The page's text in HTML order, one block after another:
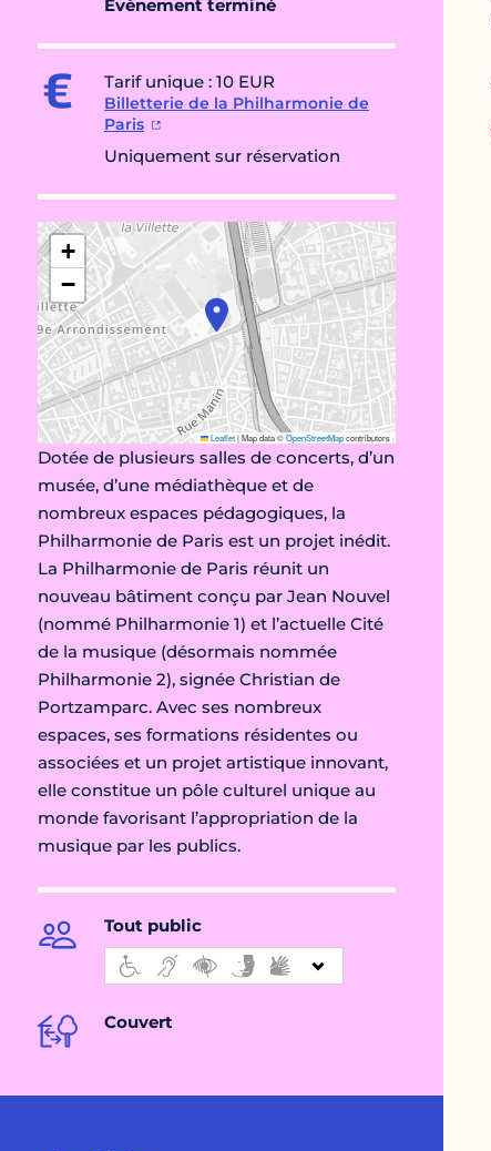
Évènement terminé
Tarif unique : 10 EUR
Billetterie de la Philharmonie de
Paris
Uniquement sur réservation
+
−
Leaflet|Map data ©OpenStreetMapcontributors
Dotée de plusieurs salles de concerts, d’un
musée, d’une médiathèque et de
nombreux espaces pédagogiques, la
Philharmonie de Paris est un projet inédit.
La Philharmonie de Paris réunit un
nouveau bâtiment conçu par Jean Nouvel
(nommé Philharmonie 1) et l’actuelle Cité
de la musique (désormais nommée
Philharmonie 2), signée Christian de
Portzamparc. Avec ses nombreux
espaces, ses formations résidentes ou
associées et un projet artistique innovant,
elle constitue un pôle culturel unique au
monde favorisant l’appropriation de la
musique par les publics.
Tout public
Couvert